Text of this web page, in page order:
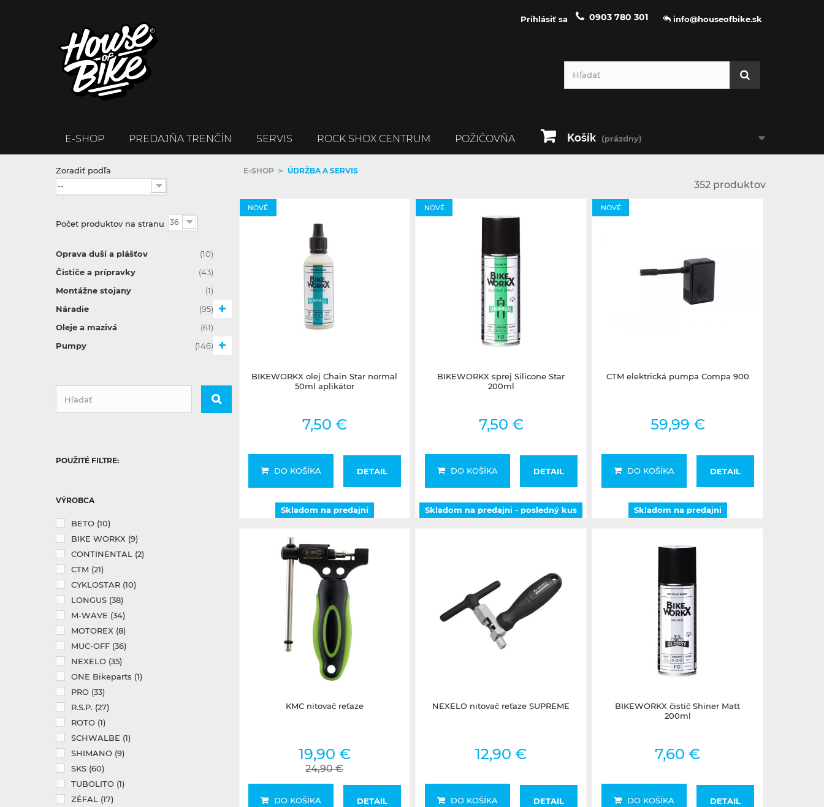
info@houseofbike.sk
0903 780 301
Prihlásiť sa
Košík (prázdny)
E-SHOP PREDAJŇA TRENČÍN SERVIS ROCK SHOX CENTRUM POŽIČOVŇA
Zoradiť podľa
--
Počet produktov na stranu 36
Oprava duší a plášťov
(10)
Čističe a prípravky
(43)
Montážne stojany
(1)
Náradie
(95)
Oleje a mazivá
(61)
Pumpy
(146)
POUŽITÉ FILTRE:
VÝROBCA
BETO (10)
BIKE WORKX (9)
CONTINENTAL (2)
CTM (21)
CYKLOSTAR (10)
LONGUS (38)
M-WAVE (34)
MOTOREX (8)
MUC-OFF (36)
NEXELO (35)
ONE Bikeparts (1)
PRO (33)
R.S.P. (27)
ROTO (1)
SCHWALBE (1)
SHIMANO (9)
SKS (60)
TUBOLITO (1)
ZÉFAL (17)
E-SHOP > ÚDRŽBA A SERVIS
352 produktov
NOVÉ
BIKEWORKX olej Chain Star normal
50ml aplikátor
7,50 €
DO KOŠÍKA DETAIL
Skladom na predajni
Skladom na predajni - posledný kus
NOVÉ
BIKEWORKX sprej Silicone Star
200ml
7,50 €
DO KOŠÍKA DETAIL
Skladom na predajni - posledný kus
NOVÉ
CTM elektrická pumpa Compa 900
59,99 €
DO KOŠÍKA DETAIL
Skladom na predajni
Skladom na predajni
KMC nitovač reťaze
19,90 €
24,90 €
DO KOŠÍKA DETAIL
NEXELO nitovač reťaze SUPREME
12,90 €
DO KOŠÍKA DETAIL
Skladom na predajni
BIKEWORKX čistič Shiner Matt
200ml
7,60 €
DO KOŠÍKA DETAIL